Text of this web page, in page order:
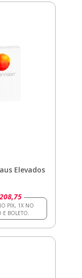
Elevados